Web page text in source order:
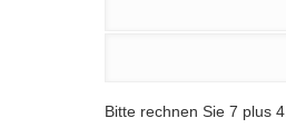
Bitte rechnen Sie 7 plus 4.